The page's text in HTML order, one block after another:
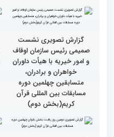
گزارش تصویری نشست
صمیمی رئیس سازمان اوقاف
و امور خیریه با هیأت داوران
خواهران و برادران،
متسابقین چهلمین دوره
مسابقات بین المللی قرآن
کریم(بخش دوم)